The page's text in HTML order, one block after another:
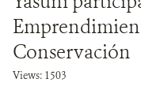
Conservación
Views: 1503